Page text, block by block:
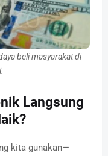
beli masyarakat di
Langsung
kita gunakan—